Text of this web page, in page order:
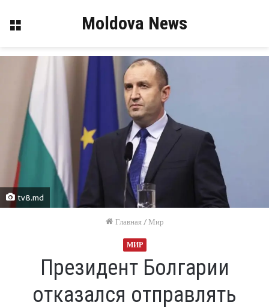
Меню Moldova News
tv8.md
Главная / Мир
МИР
Президент Болгарии
отказался отправлять